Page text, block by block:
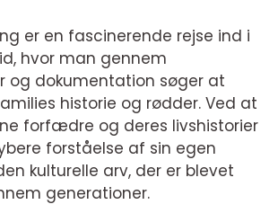
er en fascinerende rejse ind i
hvor man gennem
og dokumentation søger at
historie og rødder. Ved at
forfædre og deres livshistorier
forståelse af sin egen
kulturelle arv, der er blevet
generationer.